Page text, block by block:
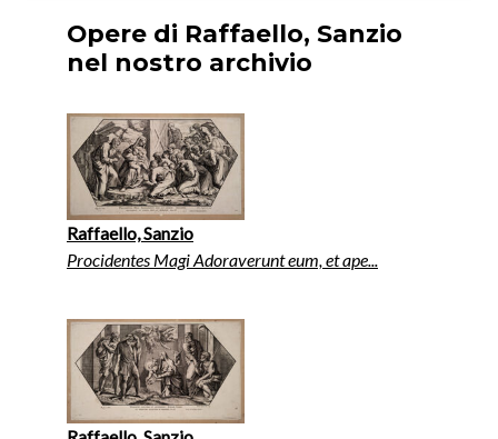
Opere di Raffaello, Sanzio
nel nostro archivio
Raffaello, Sanzio
Procidentes Magi Adoraverunt eum, et ape...